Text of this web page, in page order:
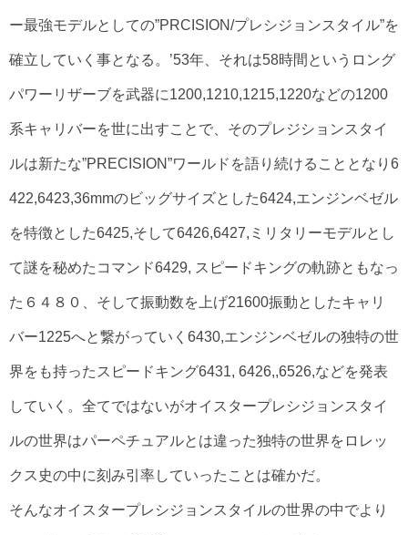
ー最強モデルとしての”PRCISION/プレシジョンスタイル”を
確立していく事となる。’53年、それは58時間というロング
パワーリザーブを武器に1200,1210,1215,1220などの1200
系キャリバーを世に出すことで、そのプレジションスタイ
ルは新たな”PRECISION”ワールドを語り続けることとなり6
422,6423,36mmのビッグサイズとした6424,エンジンベゼル
を特徴とした6425,そして6426,6427,ミリタリーモデルとし
て謎を秘めたコマンド6429, スピードキングの軌跡ともなっ
た６４８０、そして振動数を上げ21600振動としたキャリ
バー1225へと繋がっていく6430,エンジンベゼルの独特の世
界をも持ったスピードキング6431, 6426,,6526,などを発表
していく。全てではないがオイスタープレシジョンスタイ
ルの世界はパーペチュアルとは違った独特の世界をロレッ
クス史の中に刻み引率していったことは確かだ。
そんなオイスタープレシジョンスタイルの世界の中でより